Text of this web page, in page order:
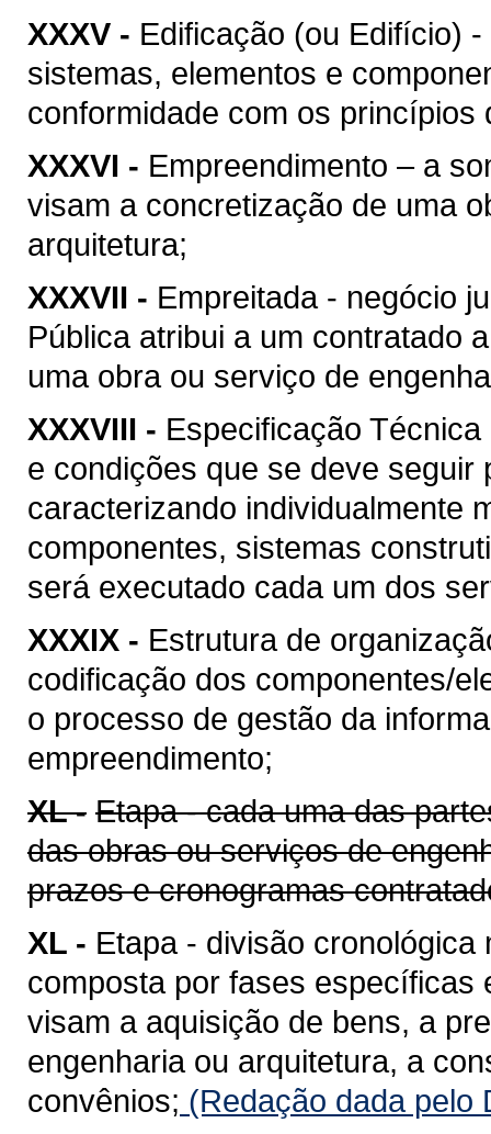
XXXV - Edificação (ou Edifício)
sistemas, elementos e
conformidade com os
XXXVI - Empreendimento – a
visam a concretização de uma
arquitetura;
XXXVII - Empreitada - negócio
Pública atribui a um contratado
uma obra ou serviço de
XXXVIII - Especificação
e condições que se deve seguir
caracterizando individualmente
componentes, sistemas
será executado cada um dos
XXXIX - Estrutura de
codificação dos componentes/
o processo de gestão da
empreendimento;
XL - Etapa - cada uma das
das obras ou serviços de
prazos e cronogramas
XL - Etapa - divisão
composta por fases específicas
visam a aquisição de bens, a
engenharia ou arquitetura, a
convênios; (Redação dada pelo